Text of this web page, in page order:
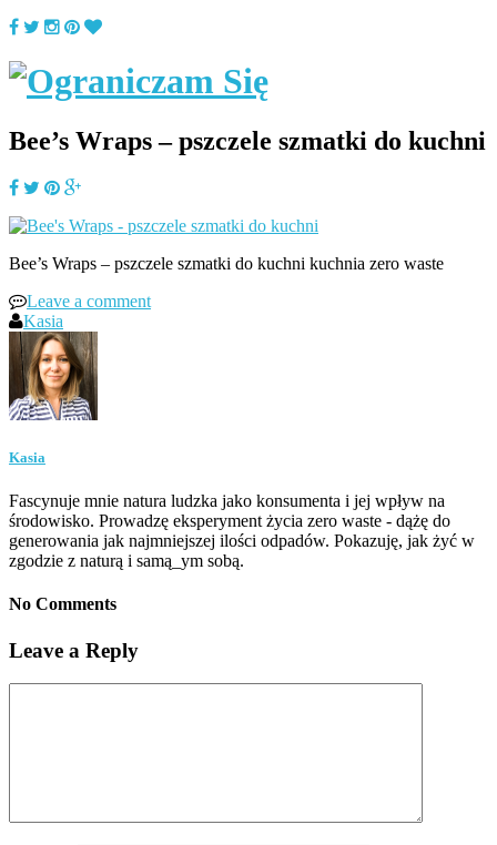
Bee’s Wraps – pszczele szmatki do kuchni
Bee’s Wraps – pszczele szmatki do kuchni kuchnia zero waste
Leave a comment
Kasia
Kasia
Fascynuje mnie natura ludzka jako konsumenta i jej wpływ na
środowisko. Prowadzę eksperyment życia zero waste - dążę do
generowania jak najmniejszej ilości odpadów. Pokazuję, jak żyć w
zgodzie z naturą i samą_ym sobą.
No Comments
Leave a Reply